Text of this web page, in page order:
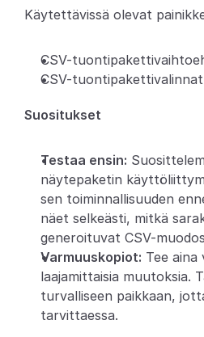
Käytettävissä olevat
CSV-
CSV-tuontipakettivalinnat
Suositukset
Testaa ensin:
näytepaketin
sen toiminnallisuuden
näet selkeästi, mitkä
generoituvat CSV-
Varmuuskopiot: Tee aina
laajamittaisia muutoksia.
turvalliseen paikkaan,
tarvittaessa.